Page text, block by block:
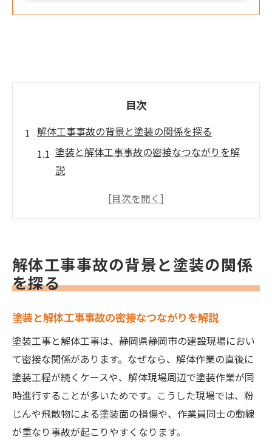
目次
解体工事事故の背景と塗装の関係を探る
塗装と解体工事事故の密接なつながりを解
説
静岡市の現場で起こる塗装事故リスクの背
山火事や火事速報が塗装現場へ与える影響
とは
点
静岡市で増加する工事事故の原因と対策
塗装と工事事故増加の原因を具体的に探る
静岡市で多い塗装事故の未然防止策を知る
火事速報やニュースから学ぶ塗装現場の危
険性
解体工事事故の背景と塗装の関係
を探る
塗装と解体工事事故の密接なつながりを解説
塗装工事と解体工事は、静岡県静岡市の建設現場におい
て密接な関係があります。なぜなら、解体作業の直後に
塗装工程が続くケースや、解体現場周辺で塗装作業が同
時進行することが多いためです。こうした現場では、粉
じんや飛散物による塗装面の損傷や、作業員同士の動線
が重なり事故が起こりやすくなります。